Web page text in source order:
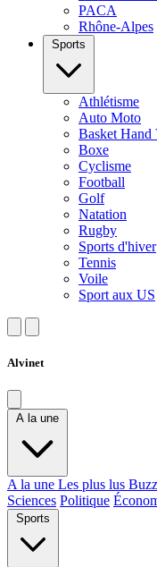
PACA
Rhône-Alpes
Sports
Athlétisme
Auto Moto
Basket Hand
Boxe
Cyclisme
Football
Golf
Natation
Rugby
Sports d'hiver
Tennis
Voile
Sport aux US
Alvinet
A la une
A la une Les plus lus Buzz
Sciences Politique
Sports